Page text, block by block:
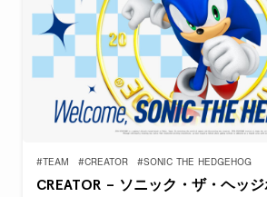
#TEAM #CREATOR #SONIC THE HEDGEHOG
CREATOR – ソニック・ザ・ヘッ